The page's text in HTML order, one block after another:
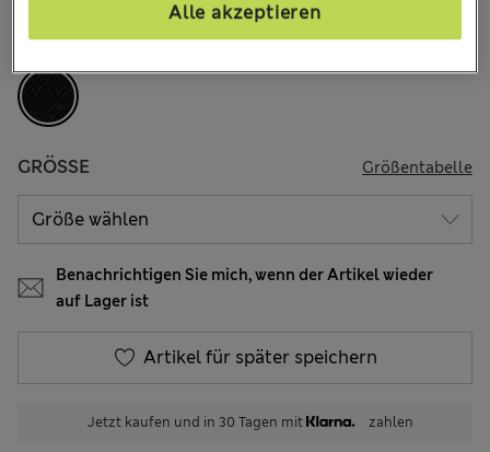
FARBE: Black
GRÖSSE Größentabelle
Benachrichtigen Sie mich, wenn der Artikel wieder
auf Lager ist
Artikel für später speichern
Jetzt kaufen und in 30 Tagen mit zahlen
Alle akzeptieren